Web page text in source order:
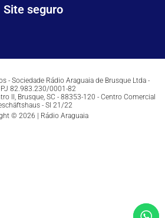
Site seguro
- Sociedade Rádio Araguaia de Brusque Ltda -
82.983.230/0001-82
II, Brusque, SC - 88353-120 - Centro Comercial
- Sl 21/22
© 2026 | Rádio Araguaia